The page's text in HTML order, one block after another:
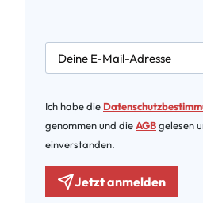
newsletter.labelEmail
Ich habe die
genommen und dieAGBgelesen
einverstanden.
Jetzt anmelden